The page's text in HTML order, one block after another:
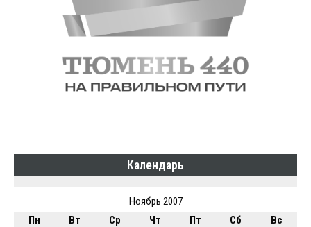
Календарь
Ноябрь 2007
Пн
Вт Ср Чт Пт Сб
Вс